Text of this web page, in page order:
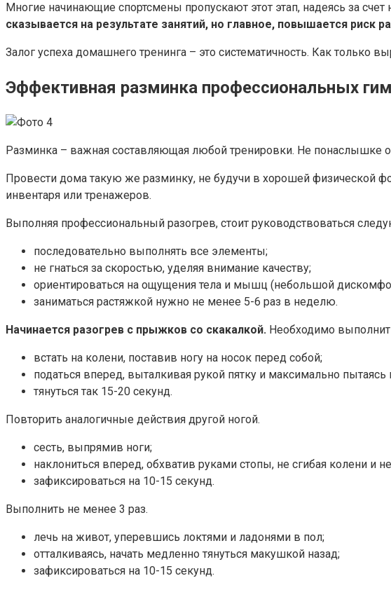
Многие начинающие спортсмены пропускают этот этап, надеясь за
сказывается на результате занятий, но главное, повышается риск
Залог успеха домашнего тренинга – это систематичность. Как только
Эффективная разминка профессиональных
Разминка – важная составляющая любой тренировки. Не понаслышке
Провести дома такую же разминку, не будучи в хорошей физической
инвентаря или тренажеров.
Выполняя профессиональный разогрев, стоит руководствоваться
последовательно выполнять все элементы;
не гнаться за скоростью, уделяя внимание качеству;
ориентироваться на ощущения тела и мышц (небольшой
заниматься растяжкой нужно не менее 5-6 раз в неделю.
Начинается разогрев с прыжков со скакалкой. Необходимо
встать на колени, поставив ногу на носок перед собой;
податься вперед, выталкивая рукой пятку и максимально
тянуться так 15-20 секунд.
Повторить аналогичные действия другой ногой.
сесть, выпрямив ноги;
наклониться вперед, обхватив руками стопы, не сгибая колени и
зафиксироваться на 10-15 секунд.
Выполнить не менее 3 раз.
лечь на живот, уперевшись локтями и ладонями в пол;
отталкиваясь, начать медленно тянуться макушкой назад;
зафиксироваться на 10-15 секунд.